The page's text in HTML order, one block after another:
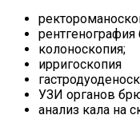
колоноскопия;
ирригоскопия
УЗИ органов
анализ кала на